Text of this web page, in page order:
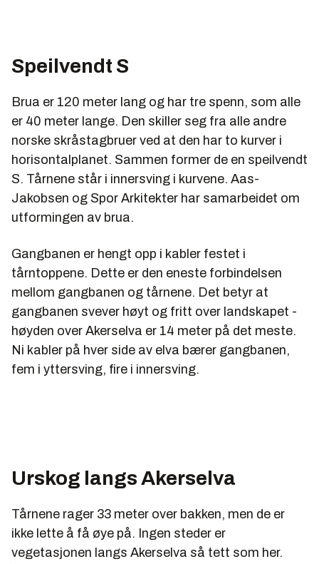
Speilvendt S
Brua er 120 meter lang og har tre spenn, som alle
er 40 meter lange. Den skiller seg fra alle andre
norske skråstagbruer ved at den har to kurver i
horisontalplanet. Sammen former de en speilvendt
S. Tårnene står i innersving i kurvene. Aas-
Jakobsen og Spor Arkitekter har samarbeidet om
utformingen av brua.
Gangbanen er hengt opp i kabler festet i
tårntoppene. Dette er den eneste forbindelsen
mellom gangbanen og tårnene. Det betyr at
gangbanen svever høyt og fritt over landskapet -
høyden over Akerselva er 14 meter på det meste.
Ni kabler på hver side av elva bærer gangbanen,
fem i yttersving, fire i innersving.
Urskog langs Akerselva
Tårnene rager 33 meter over bakken, men de er
ikke lette å få øye på. Ingen steder er
vegetasjonen langs Akerselva så tett som her.